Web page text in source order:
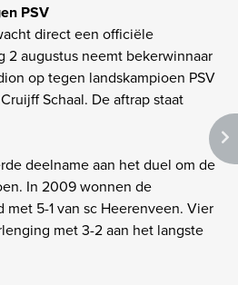
PSV
direct een officiële
2 augustus neemt bekerwinnaar
op tegen landskampioen PSV
Schaal. De aftrap staat
deelname aan het duel om de
In 2009 wonnen de
5-1 van sc Heerenveen. Vier
met 3-2 aan het langste